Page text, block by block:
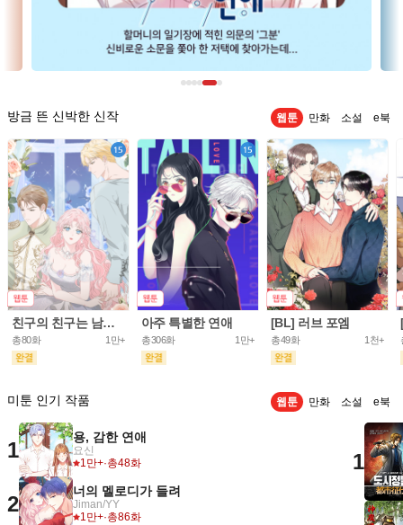
방금 뜬 신박한 신작 웹툰 만화 소설 e북
친구의 친구는 남인가요? [개정판]
총80화 1만+
아주 특별한 연애
총306화 1만+
[BL] 러브 포엠
총49화 1천+
미툰 인기 작품 웹툰 만화 소설 e북
1
용, 감한 연애
요신
1만+·총48화
2
너의 멜로디가 들려
Jiman/YY
1만+·총86화
1